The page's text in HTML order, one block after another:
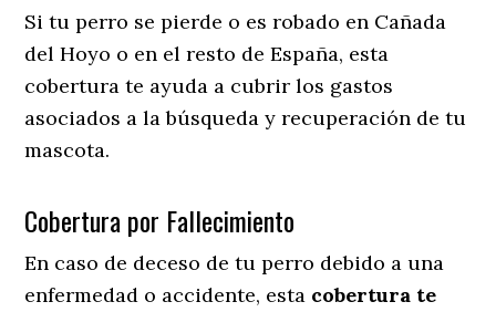
Si tu perro se pierde o es robado en Cañada
del Hoyo o en el resto de España, esta
cobertura te ayuda a cubrir los gastos
asociados a la búsqueda y recuperación de tu
mascota.
Cobertura por Fallecimiento
En caso de deceso de tu perro debido a una
enfermedad o accidente, esta cobertura te